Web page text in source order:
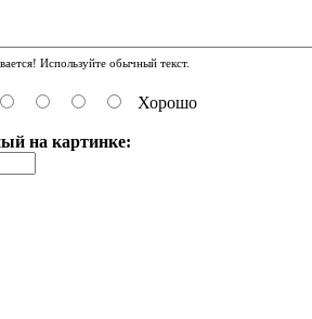
Используйте обычный текст.
Хорошо
на картинке: